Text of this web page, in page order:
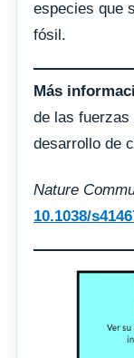
especies que
fósil.
Más
de las fuerzas
desarrollo de
Nature
10.1038/